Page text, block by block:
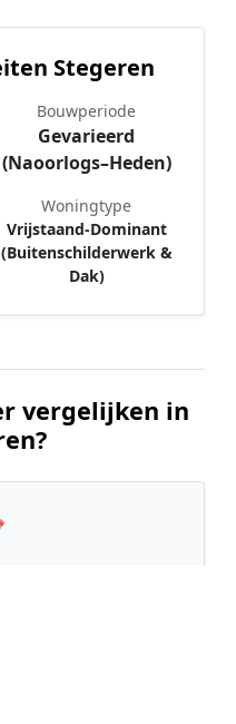
Stegeren
Bouwperiode
Gevarieerd
(Naoorlogs–Heden)
Woningtype
Vrijstaand-Dominant
(Buitenschilderwerk &
Dak)
vergelijken in